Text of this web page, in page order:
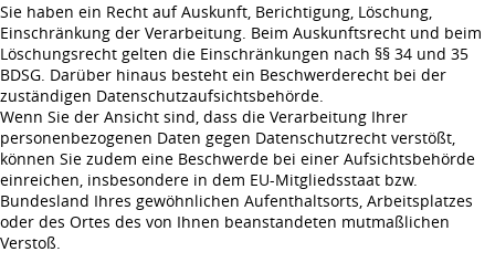
Sie haben ein Recht auf Auskunft, Berichtigung, Löschung,
Einschränkung der Verarbeitung. Beim Auskunftsrecht und beim
Löschungsrecht gelten die Einschränkungen nach §§ 34 und 35
BDSG. Darüber hinaus besteht ein Beschwerderecht bei der
zuständigen Datenschutzaufsichtsbehörde.
Wenn Sie der Ansicht sind, dass die Verarbeitung Ihrer
personenbezogenen Daten gegen Datenschutzrecht verstößt,
können Sie zudem eine Beschwerde bei einer Aufsichtsbehörde
einreichen, insbesondere in dem EU-Mitgliedsstaat bzw.
Bundesland Ihres gewöhnlichen Aufenthaltsorts, Arbeitsplatzes
oder des Ortes des von Ihnen beanstandeten mutmaßlichen
Verstoß.